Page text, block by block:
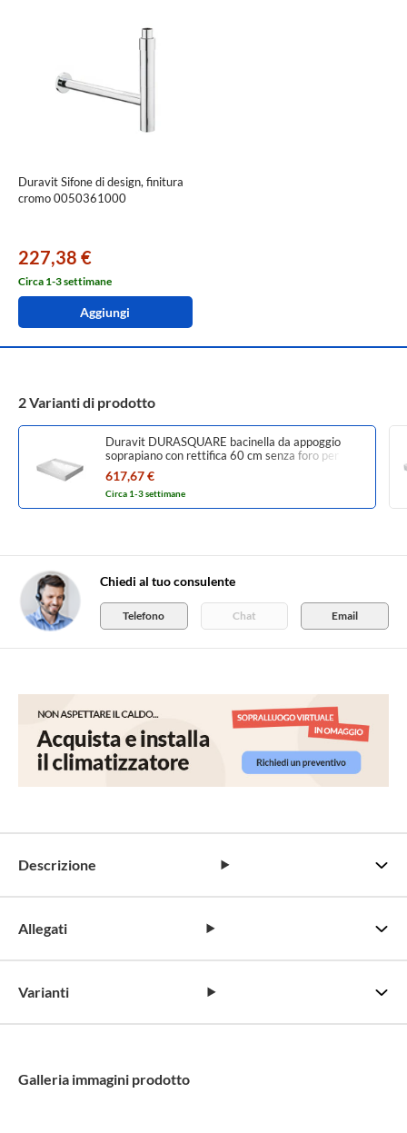
Duravit Sifone di design, finitura
cromo 0050361000
227,38 €
Circa 1-3 settimane
Aggiungi
2 Varianti di prodotto
Duravit DURASQUARE bacinella da appoggio
soprapiano con rettifica 60 cm senza foro per
rubinetteria, senza troppopieno, con bordo per
rubinetteria, parete posteriore smaltata, colore
bianco 2354600070
617,67 €
Circa 1-3 settimane
Chiedi al tuo consulente
Telefono Chat Email
Descrizione
Allegati
Varianti
Galleria immagini prodotto